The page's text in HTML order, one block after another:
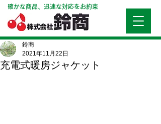
確かな商品、迅速な対応をお約束
充電式暖房ジャケット
鈴商
2021年11月22日